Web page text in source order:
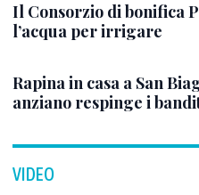
Il Consorzio di bonifica
l’acqua per irrigare
Rapina in casa a San
anziano respinge i
VIDEO